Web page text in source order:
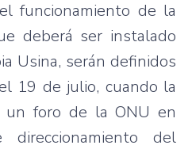
funcionamiento de la
deberá ser instalado
Usina, serán definidos
19 de julio, cuando la
un foro de la ONU en
direccionamiento del